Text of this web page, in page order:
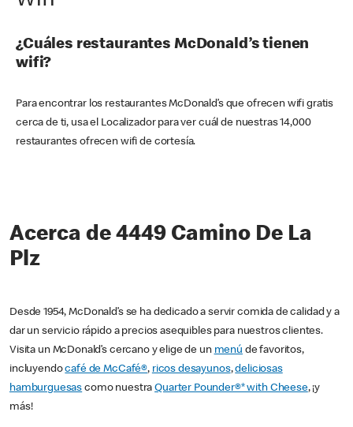
¿Cuáles restaurantes McDonald’s tienen
wifi?
Para encontrar los restaurantes McDonald’s que ofrecen wifi gratis
cerca de ti, usa el Localizador para ver cuál de nuestras 14,000
restaurantes ofrecen wifi de cortesía.
Acerca de 4449 Camino De La
Plz
Desde 1954, McDonald’s se ha dedicado a servir comida de calidad y a
dar un servicio rápido a precios asequibles para nuestros clientes.
Visita un McDonald’s cercano y elige de un menú de favoritos,
incluyendocafé de McCafé®, ricos desayunos,deliciosas
hamburguesas como nuestraQuarter Pounder®* with Cheese, ¡y
más!